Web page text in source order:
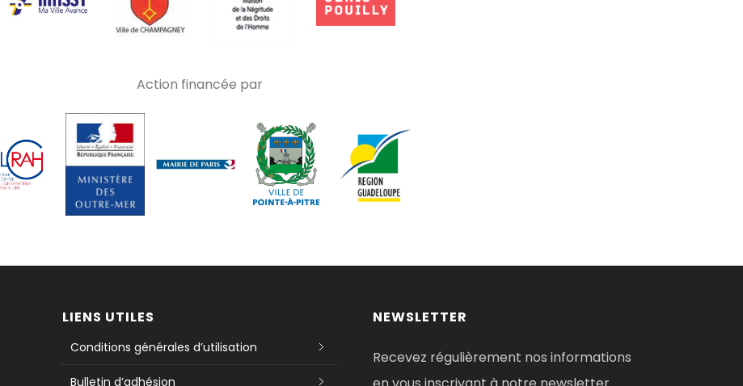
Action financée par
LIENS UTILES
Conditions générales d’utilisation
Bulletin d’adhésion
NEWSLETTER
Recevez régulièrement nos informations